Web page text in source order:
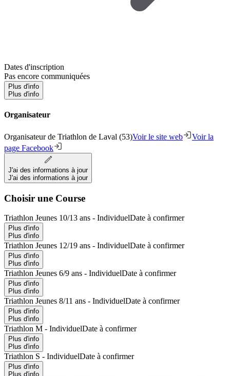
Dates d'inscription
Pas encore communiquées
Plus d'info
Plus d'info
Organisateur
Organisateur de Triathlon de Laval (53)Voir le site web
Voir la
page Facebook
J'ai des informations à jour
J'ai des informations à jour
Choisir une Course
Triathlon Jeunes 10/13 ans - IndividuelDate à confirmer
Plus d'info
Plus d'info
Triathlon Jeunes 12/19 ans - IndividuelDate à confirmer
Plus d'info
Plus d'info
Triathlon Jeunes 6/9 ans - IndividuelDate à confirmer
Plus d'info
Plus d'info
Triathlon Jeunes 8/11 ans - IndividuelDate à confirmer
Plus d'info
Plus d'info
Triathlon M - IndividuelDate à confirmer
Plus d'info
Plus d'info
Triathlon S - IndividuelDate à confirmer
Plus d'info
Plus d'info